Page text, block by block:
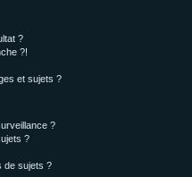
?
?!
et sujets ?
?
?
de sujets ?